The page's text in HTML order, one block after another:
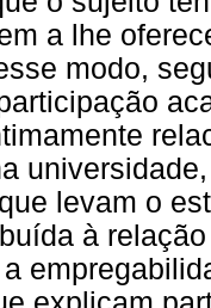
a lhe
modo,
levam o
à